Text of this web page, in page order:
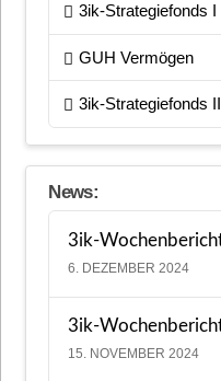
3ik-Strategiefonds I
GUH Vermögen
3ik-Strategiefonds
News:
3ik-
6. DEZEMBER 2024
3ik-
15. NOVEMBER 2024